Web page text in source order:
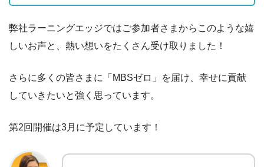
弊社ラーニングエッジではご参加者さまからこのような嬉
しいお声と、熱い想いをたくさん受け取りました！
さらに多くの皆さまに「MBSゼロ」を届け、幸せに貢献
していきたいと強く思っています。
第2回開催は3月に予定しています！